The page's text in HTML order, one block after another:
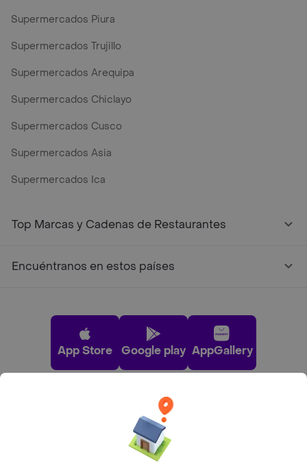
Supermercados Piura
Supermercados Trujillo
Supermercados Arequipa
Supermercados Chiclayo
Supermercados Cusco
Supermercados Asia
Supermercados Ica
Top Marcas y Cadenas de Restaurantes
Encuéntranos en estos países
App Store Google play AppGallery
Pide tu comida favorita cerca de ti